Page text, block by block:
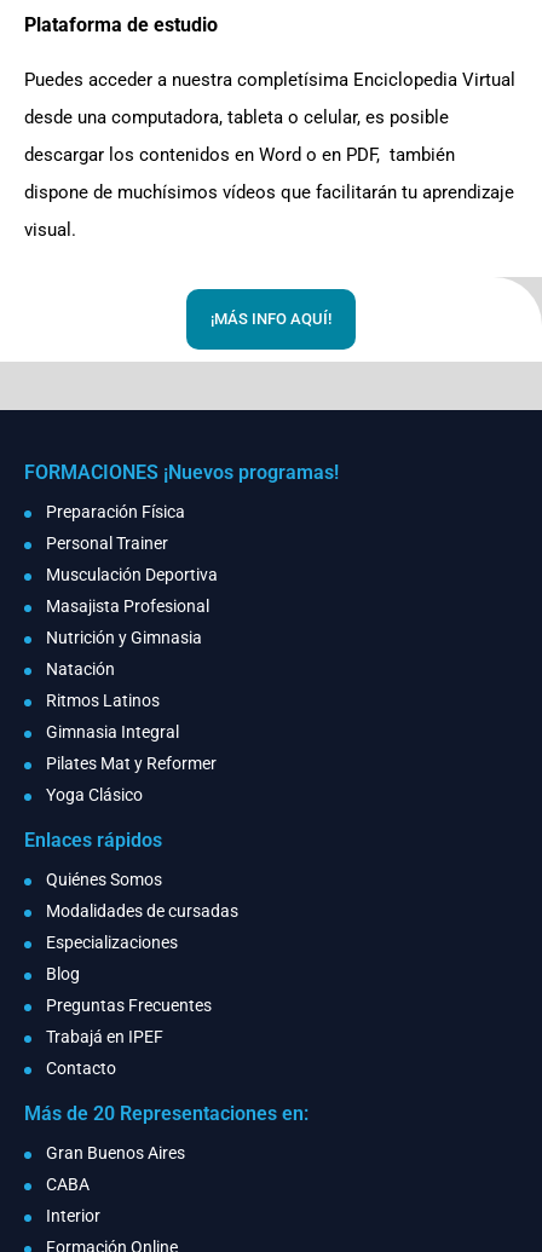
Plataforma de estudio
Puedes acceder a nuestra completísima Enciclopedia Virtual
desde una computadora, tableta o celular, es posible
descargar los contenidos en Word o en PDF, también
dispone de muchísimos vídeos que facilitarán tu aprendizaje
visual.
¡MÁS INFO AQUÍ!
FORMACIONES ¡Nuevos programas!
Preparación Física
Personal Trainer
Musculación Deportiva
Masajista Profesional
Nutrición y Gimnasia
Natación
Ritmos Latinos
Gimnasia Integral
Pilates Mat y Reformer
Yoga Clásico
Enlaces rápidos
Quiénes Somos
Modalidades de cursadas
Especializaciones
Blog
Preguntas Frecuentes
Trabajá en IPEF
Contacto
Más de 20 Representaciones en:
Gran Buenos Aires
CABA
Interior
Formación Online